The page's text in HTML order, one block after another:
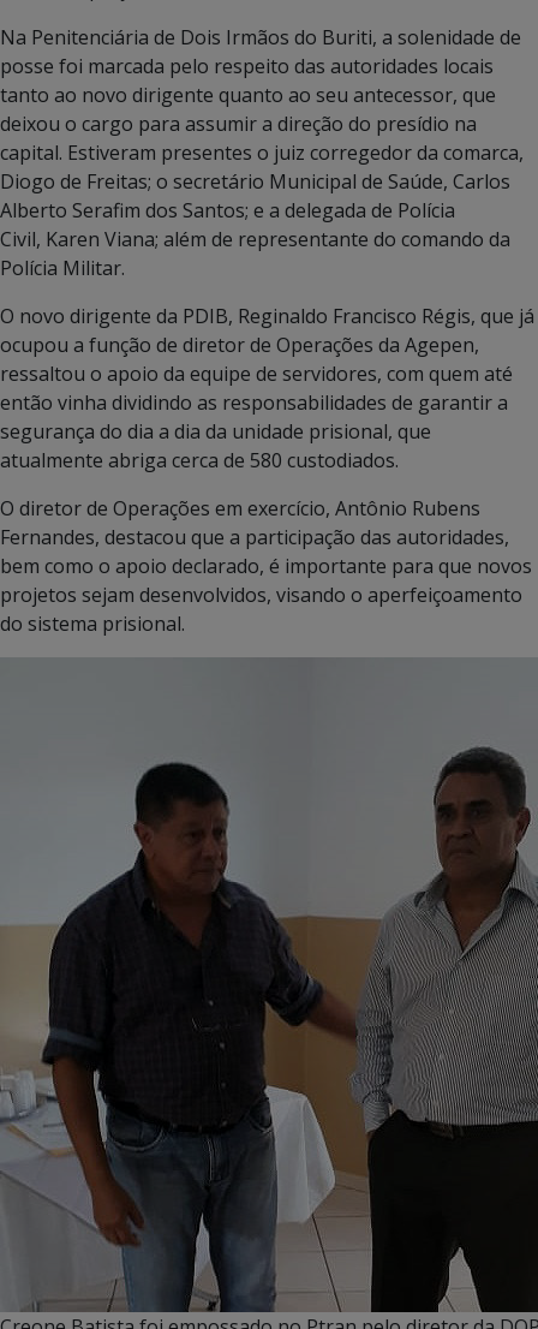
Na Penitenciária de Dois Irmãos do Buriti, a solenidade de
posse foi marcada pelo respeito das autoridades locais
tanto ao novo dirigente quanto ao seu antecessor, que
deixou o cargo para assumir a direção do presídio na
capital. Estiveram presentes o juiz corregedor da comarca,
Diogo de Freitas; o secretário Municipal de Saúde, Carlos
Alberto Serafim dos Santos; e a delegada de Polícia
Civil, Karen Viana; além de representante do comando da
Polícia Militar.
O novo dirigente da PDIB, Reginaldo Francisco Régis, que já
ocupou a função de diretor de Operações da Agepen,
ressaltou o apoio da equipe de servidores, com quem até
então vinha dividindo as responsabilidades de garantir a
segurança do dia a dia da unidade prisional, que
atualmente abriga cerca de 580 custodiados.
O diretor de Operações em exercício, Antônio Rubens
Fernandes, destacou que a participação das autoridades,
bem como o apoio declarado, é importante para que novos
projetos sejam desenvolvidos, visando o aperfeiçoamento
do sistema prisional.